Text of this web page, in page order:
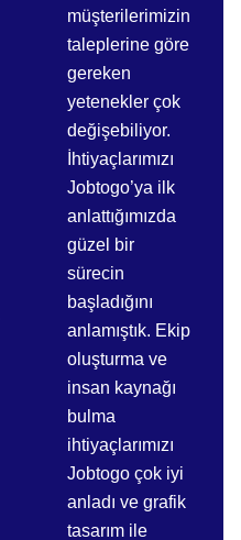
müşterilerimizin
taleplerine göre
gereken
yetenekler çok
değişebiliyor.
İhtiyaçlarımızı
Jobtogo’ya ilk
anlattığımızda
güzel bir
sürecin
başladığını
anlamıştık. Ekip
oluşturma ve
insan kaynağı
bulma
ihtiyaçlarımızı
Jobtogo çok iyi
anladı ve grafik
tasarım ile